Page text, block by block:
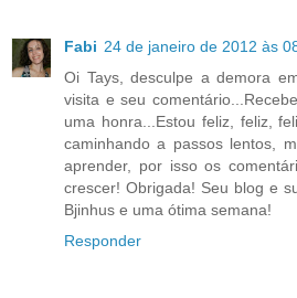
Fabi 24 de janeiro de 2012 às
Oi Tays, desculpe a demora
visita e seu
uma honra...Estou feliz, feliz,
caminhando a passos lentos,
aprender, por isso os
crescer! Obrigada! Seu blog e
Bjinhus e uma ótima semana!
Responder